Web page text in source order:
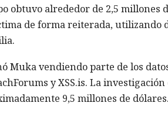
obtuvo alrededor de 2,5 millones
de forma reiterada,
Muka vendiendo parte de los
y XSS.is. La
9,5 millones de dólares.